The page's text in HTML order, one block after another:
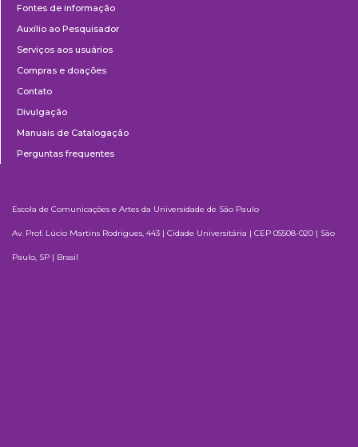
Fontes de informação
Auxílio ao Pesquisador
Serviços aos usuários
Compras e doações
Contato
Divulgação
Manuais de Catalogação
Perguntas frequentes
Escola de Comunicações e Artes da Universidade de São Paulo
Av. Prof. Lúcio Martins Rodrigues, 443 | Cidade Universitária | CEP 05508-020 | São
Paulo, SP | Brasil